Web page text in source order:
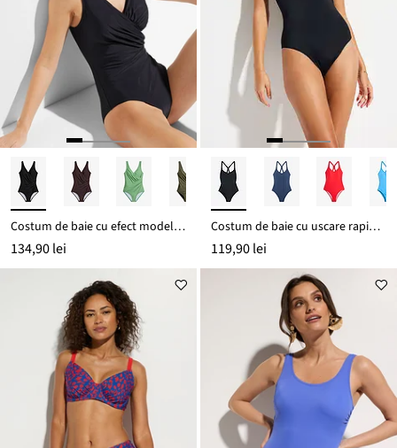
Costum de baie cu efect modelator mediu, cu aspect petrecut
134,90 lei
Costum de baie cu uscare rapidă, cu spate în stil sport
119,90 lei